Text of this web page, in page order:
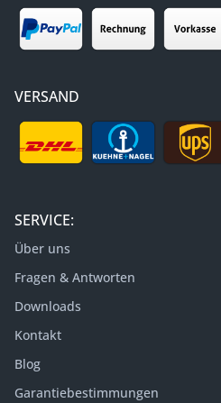
VERSAND
SERVICE:
Über uns
Fragen & Antworten
Downloads
Kontakt
Blog
Garantiebestimmungen